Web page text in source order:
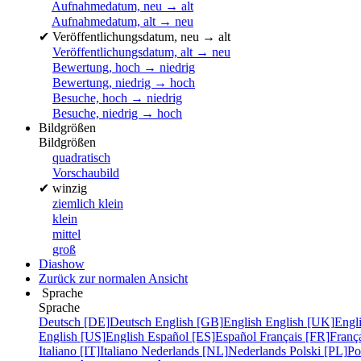
Aufnahmedatum, neu → alt
Aufnahmedatum, alt → neu
✔ Veröffentlichungsdatum, neu → alt
Veröffentlichungsdatum, alt → neu
Bewertung, hoch → niedrig
Bewertung, niedrig → hoch
Besuche, hoch → niedrig
Besuche, niedrig → hoch
Bildgrößen
Bildgrößen
quadratisch
Vorschaubild
✔ winzig
ziemlich klein
klein
mittel
groß
Diashow
Zurück zur normalen Ansicht
Sprache
Sprache
Deutsch [DE]Deutsch English [GB]English English [UK]
English [US]English Español [ES]Español Français [FR]
Italiano [IT]Italiano Nederlands [NL]Nederlands Polski [PL]